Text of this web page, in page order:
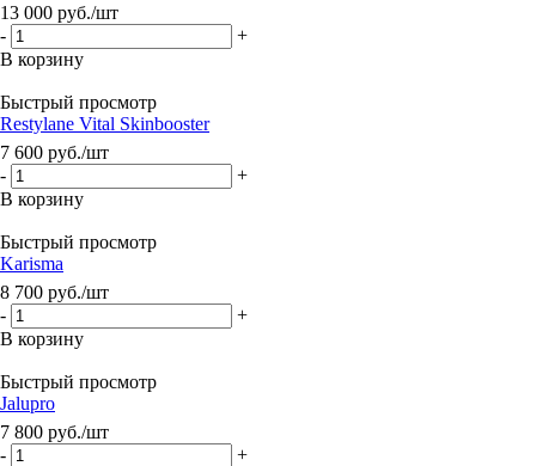
13 000 руб./шт
-
+
В корзину
Быстрый просмотр
Restylane Vital Skinbooster
7 600 руб./шт
-
+
В корзину
Быстрый просмотр
Karisma
8 700 руб./шт
-
+
В корзину
Быстрый просмотр
Jalupro
7 800 руб./шт
-
+